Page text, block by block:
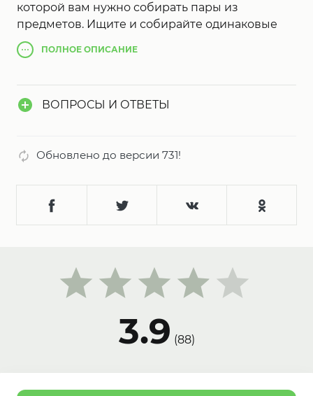
которой вам нужно собирать пары из
предметов. Ищите и собирайте одинаковые
предметы в специальное поле, когда вы
соберёте все предметы, уровень будет
аналогов, замысловатые уровни,
Красочная графика и яркая анимация как
ПОЛНОЕ ОПИСАНИЕ
ВОПРОСЫ И ОТВЕТЫ
Обновлено до версии 731!
3.9 (88)